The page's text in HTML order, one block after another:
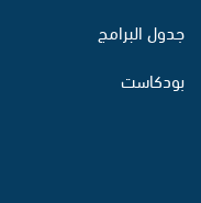
جدول البرامج
بودكاست